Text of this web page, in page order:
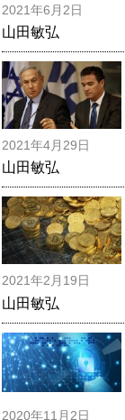
2021年6月2日
山田敏弘
2021年4月29日
山田敏弘
2021年2月19日
山田敏弘
2020年11月2日